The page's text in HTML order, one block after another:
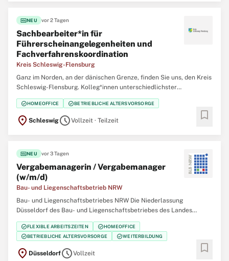
fiber_newNEU vor 2 Tagen
Sachbearbeiter*in für
Führerscheinangelegenheiten und
Fachverfahrenskoordination
Kreis Schleswig-Flensburg
Ganz im Norden, an der dänischen Grenze, finden Sie uns, den Kreis
Schleswig-Flensburg. Kolleg*innen unterschiedlichster
Professionen arbeiten gemeinsam für die Menschen in unserem
Kreis. Werden Sie Teil unseres Teams und gestalten Sie Ihre
berufliche Zukunft mit uns zusammen. Verbinden
check_circleHOMEOFFICE check_circleBETRIEBLICHE ALTERSVORSORGE
location_on SchleswigscheduleVollzeit · Teilzeit bookmark
fiber_newNEU vor 3 Tagen
Vergabemanagerin / Vergabemanager
(w/m/d)
Bau- und Liegenschaftsbetrieb NRW
Bau- und Liegenschaftsbetriebes NRW Die Niederlassung
Düsseldorf des Bau- und Liegenschaftsbetriebes des Landes
Nordrhein‑Westfalen (BLB NRW) sucht zum nächstmöglichen
Zeitpunkt eine/einen Vergabemanagerin / Vergabemanager (w/m/d)
Der Bau- und Liegenschaftsbetrieb NRW ist Eigentümer,
check_circleFLEXIBLE ARBEITSZEITEN check_circleHOMEOFFICE
check_circleBETRIEBLICHE ALTERSVORSORGE check_circleWEITERBILDUNG
location_on DüsseldorfscheduleVollzeit bookmark